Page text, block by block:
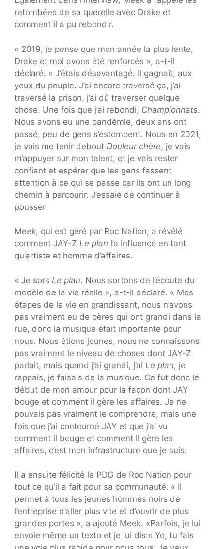
retombées de sa querelle avec Drake et
comment il a pu rebondir.
« 2019, je pense que mon année la plus lente,
Drake et moi avons été renforcés », a-t-il
déclaré. « J’étais désavantagé. Il gagnait, aux
yeux du peuple. J’ai encore traversé ça, j’ai
traversé la prison, j’ai dû traverser quelque
chose. Une fois que j’ai rebondi, Championnats.
Nous avons eu une pandémie, deux ans ont
passé, peu de gens s’estompent. Nous en 2021,
je vais me tenir debout Douleur chère, je vais
m’appuyer sur mon talent, et je vais rester
confiant et espérer que les gens fassent
attention à ce qui se passe car ils ont un long
chemin à parcourir. J’essaie de continuer à
pousser.
Meek, qui est géré par Roc Nation, a révélé
comment JAY-Z Le plan l’a influencé en tant
qu’artiste et homme d’affaires.
« Je sors Le plan. Nous sortons de l’écoute du
modèle de la vie réelle », a-t-il déclaré. « Mes
étapes de la vie en grandissant, nous n’avons
pas vraiment eu de pères qui ont grandi dans la
rue, donc la musique était importante pour
nous. Nous étions jeunes, nous ne connaissons
pas vraiment le niveau de choses dont JAY-Z
parlait, mais quand j’ai grandi, j’ai Le plan, je
rappais, je faisais de la musique. Ce fut donc le
début de mon amour pour la façon dont JAY
bouge et comment il gère les affaires. Je ne
pouvais pas vraiment le comprendre, mais une
fois que j’ai contourné JAY et que j’ai vu
comment il bouge et comment il gère les
affaires, c’est mon infrastructure que je suis.
Il a ensuite félicité le PDG de Roc Nation pour
tout ce qu’il a fait pour sa communauté. « Il
permet à tous les jeunes hommes noirs de
l’entreprise d’aller plus vite et d’ouvrir de plus
grandes portes », a ajouté Meek. «Parfois, je lui
envoie même un texto et je lui dis:« Yo, tu fais